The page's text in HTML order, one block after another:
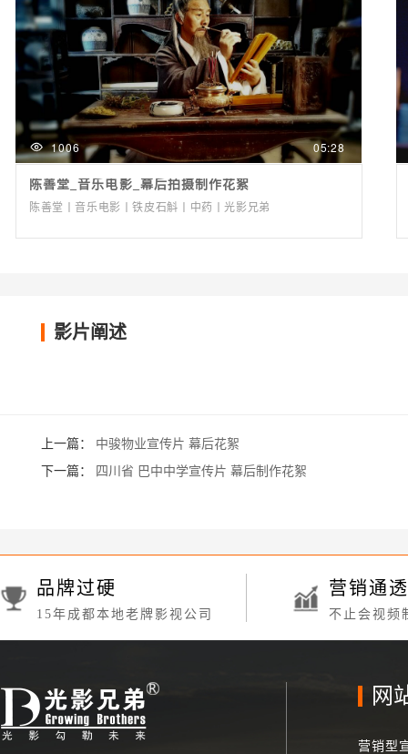
1006 05:28
陈善堂_音乐电影_幕后拍摄制作花絮
陈善堂丨音乐电影丨铁皮石斛丨中药丨光影兄弟
影片阐述
上一篇： 中骏物业宣传片 幕后花絮
下一篇： 四川省 巴中中学宣传片 幕后制作花絮
品牌过硬
15年成都本地老牌影视公司
营销通
不止会视频
网
营销型